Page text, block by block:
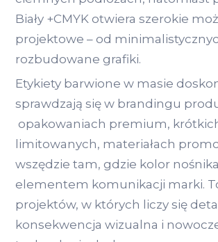
Biały +CMYK otwiera szerokie
projektowe – od
rozbudowane grafiki.
Etykiety barwione w masie
sprawdzają się w brandingu
opakowaniach premium,
limitowanych, materiałach
wszędzie tam, gdzie kolor
elementem komunikacji marki.
projektów, w których liczy się
konsekwencja wizualna i